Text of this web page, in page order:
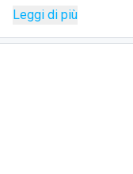
il lido offre una
ristorante sulla
Leggi di più